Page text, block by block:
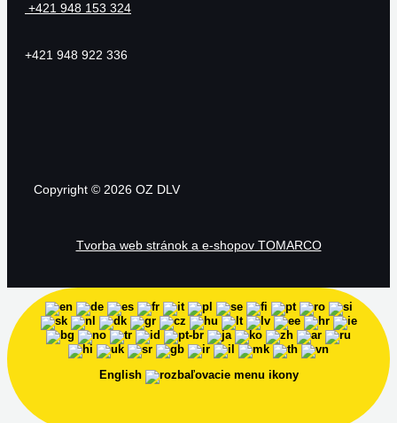
+421 948 153 324
+421 948 922 336
Copyright © 2026 OZ DLV
Tvorba web stránok a e-shopov TOMARCO
English